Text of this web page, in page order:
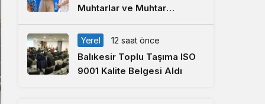
Muhtarlar ve Muhtar
Eşleriyle Buluştu
Yerel 12 saat önce
Balıkesir Toplu Taşıma ISO
9001 Kalite Belgesi Aldı